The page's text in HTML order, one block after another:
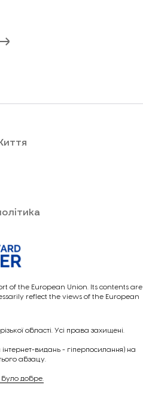
of the European Union. Its contents are
reflect the views of the European
області. Усі права захищені.
видань - гіперпосилання) на
абзацу.
добре.